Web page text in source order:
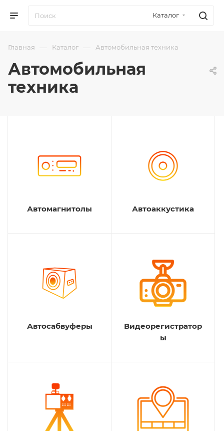
Каталог
Главная — Каталог — Автомобильная техника
Автомобильная
техника
Автомагнитолы Автоаккустика
Автосабвуферы
Видеорегистратор
ы